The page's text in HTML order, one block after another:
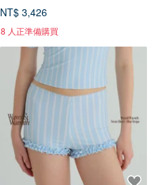
NT$ 3,426
8 人正準備購買